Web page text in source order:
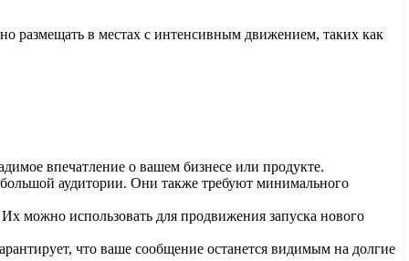
размещать в местах с интенсивным движением, таких как
впечатление о вашем бизнесе или продукте.
аудитории. Они также требуют минимального
можно использовать для продвижения запуска нового
что ваше сообщение останется видимым на долгие